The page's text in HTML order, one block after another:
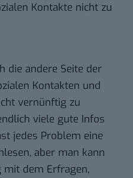
Kontakte nicht zu
die andere Seite der
Kontakten und
vernünftig zu
viele gute Infos
jedes Problem eine
aber man kann
mit dem Erfragen,